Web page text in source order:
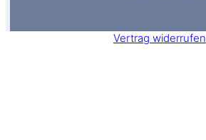
Vertrag widerrufen